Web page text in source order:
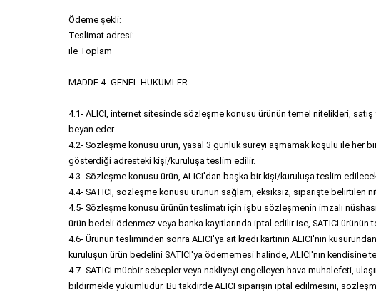
Ödeme şekli:
Teslimat adresi:
ile Toplam
MADDE 4- GENEL HÜKÜMLER
4.1- ALICI, internet sitesinde sözleşme konusu ürünün temel nitelikleri,
beyan eder.
4.2- Sözleşme konusu ürün, yasal 3 günlük süreyi aşmamak koşulu ile her
gösterdiği adresteki kişi/kuruluşa teslim edilir.
4.3- Sözleşme konusu ürün, ALICI'dan başka bir kişi/kuruluşa teslim
4.4- SATICI, sözleşme konusu ürünün sağlam, eksiksiz, siparişte belirtilen
4.5- Sözleşme konusu ürünün teslimatı için işbu sözleşmenin imzalı
ürün bedeli ödenmez veya banka kayıtlarında iptal edilir ise, SATICI
4.6- Ürünün tesliminden sonra ALICI'ya ait kredi kartının ALICI'nın
kuruluşun ürün bedelini SATICI'ya ödememesi halinde, ALICI'nın kendisine
4.7- SATICI mücbir sebepler veya nakliyeyi engelleyen hava muhalefeti,
bildirmekle yükümlüdür. Bu takdirde ALICI siparişin iptal edilmesini,